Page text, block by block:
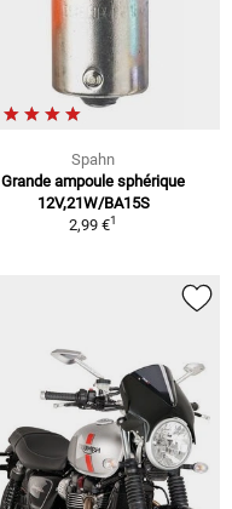
Spahn
Grande ampoule sphérique
12V,21W/BA15S
2,99 €1